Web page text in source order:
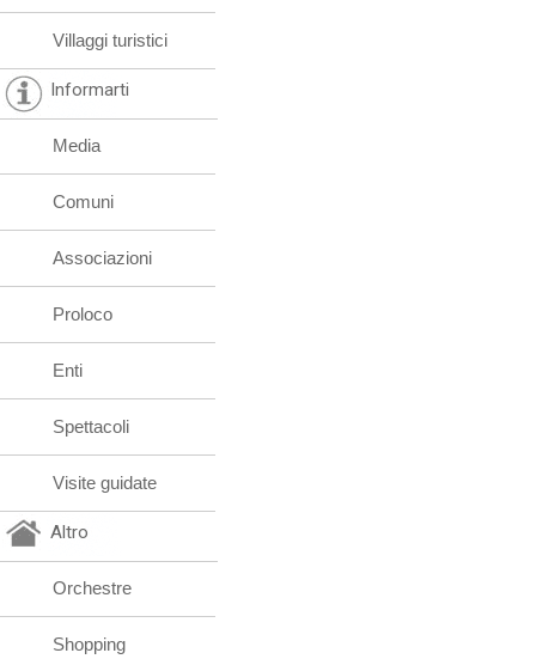
Villaggi turistici
Informarti
Media
Comuni
Associazioni
Proloco
Enti
Spettacoli
Visite guidate
Altro
Orchestre
Shopping